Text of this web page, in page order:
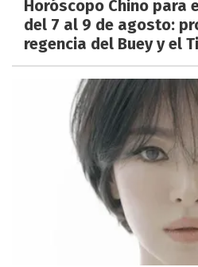
Horóscopo Chino para
del 7 al 9 de agosto:
regencia del Buey y el